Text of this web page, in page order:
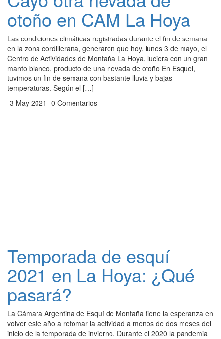
otoño en CAM La Hoya
Las condiciones climáticas registradas durante el fin de semana
en la zona cordillerana, generaron que hoy, lunes 3 de mayo, el
Centro de Actividades de Montaña La Hoya, luciera con un gran
manto blanco, producto de una nevada de otoño En Esquel,
tuvimos un fin de semana con bastante lluvia y bajas
temperaturas. Según el […]
3 May 2021 0 Comentarios
Temporada de esquí
2021 en La Hoya: ¿Qué
pasará?
La Cámara Argentina de Esquí de Montaña tiene la esperanza en
volver este año a retomar la actividad a menos de dos meses del
inicio de la temporada de invierno. Durante el 2020 la pandemia